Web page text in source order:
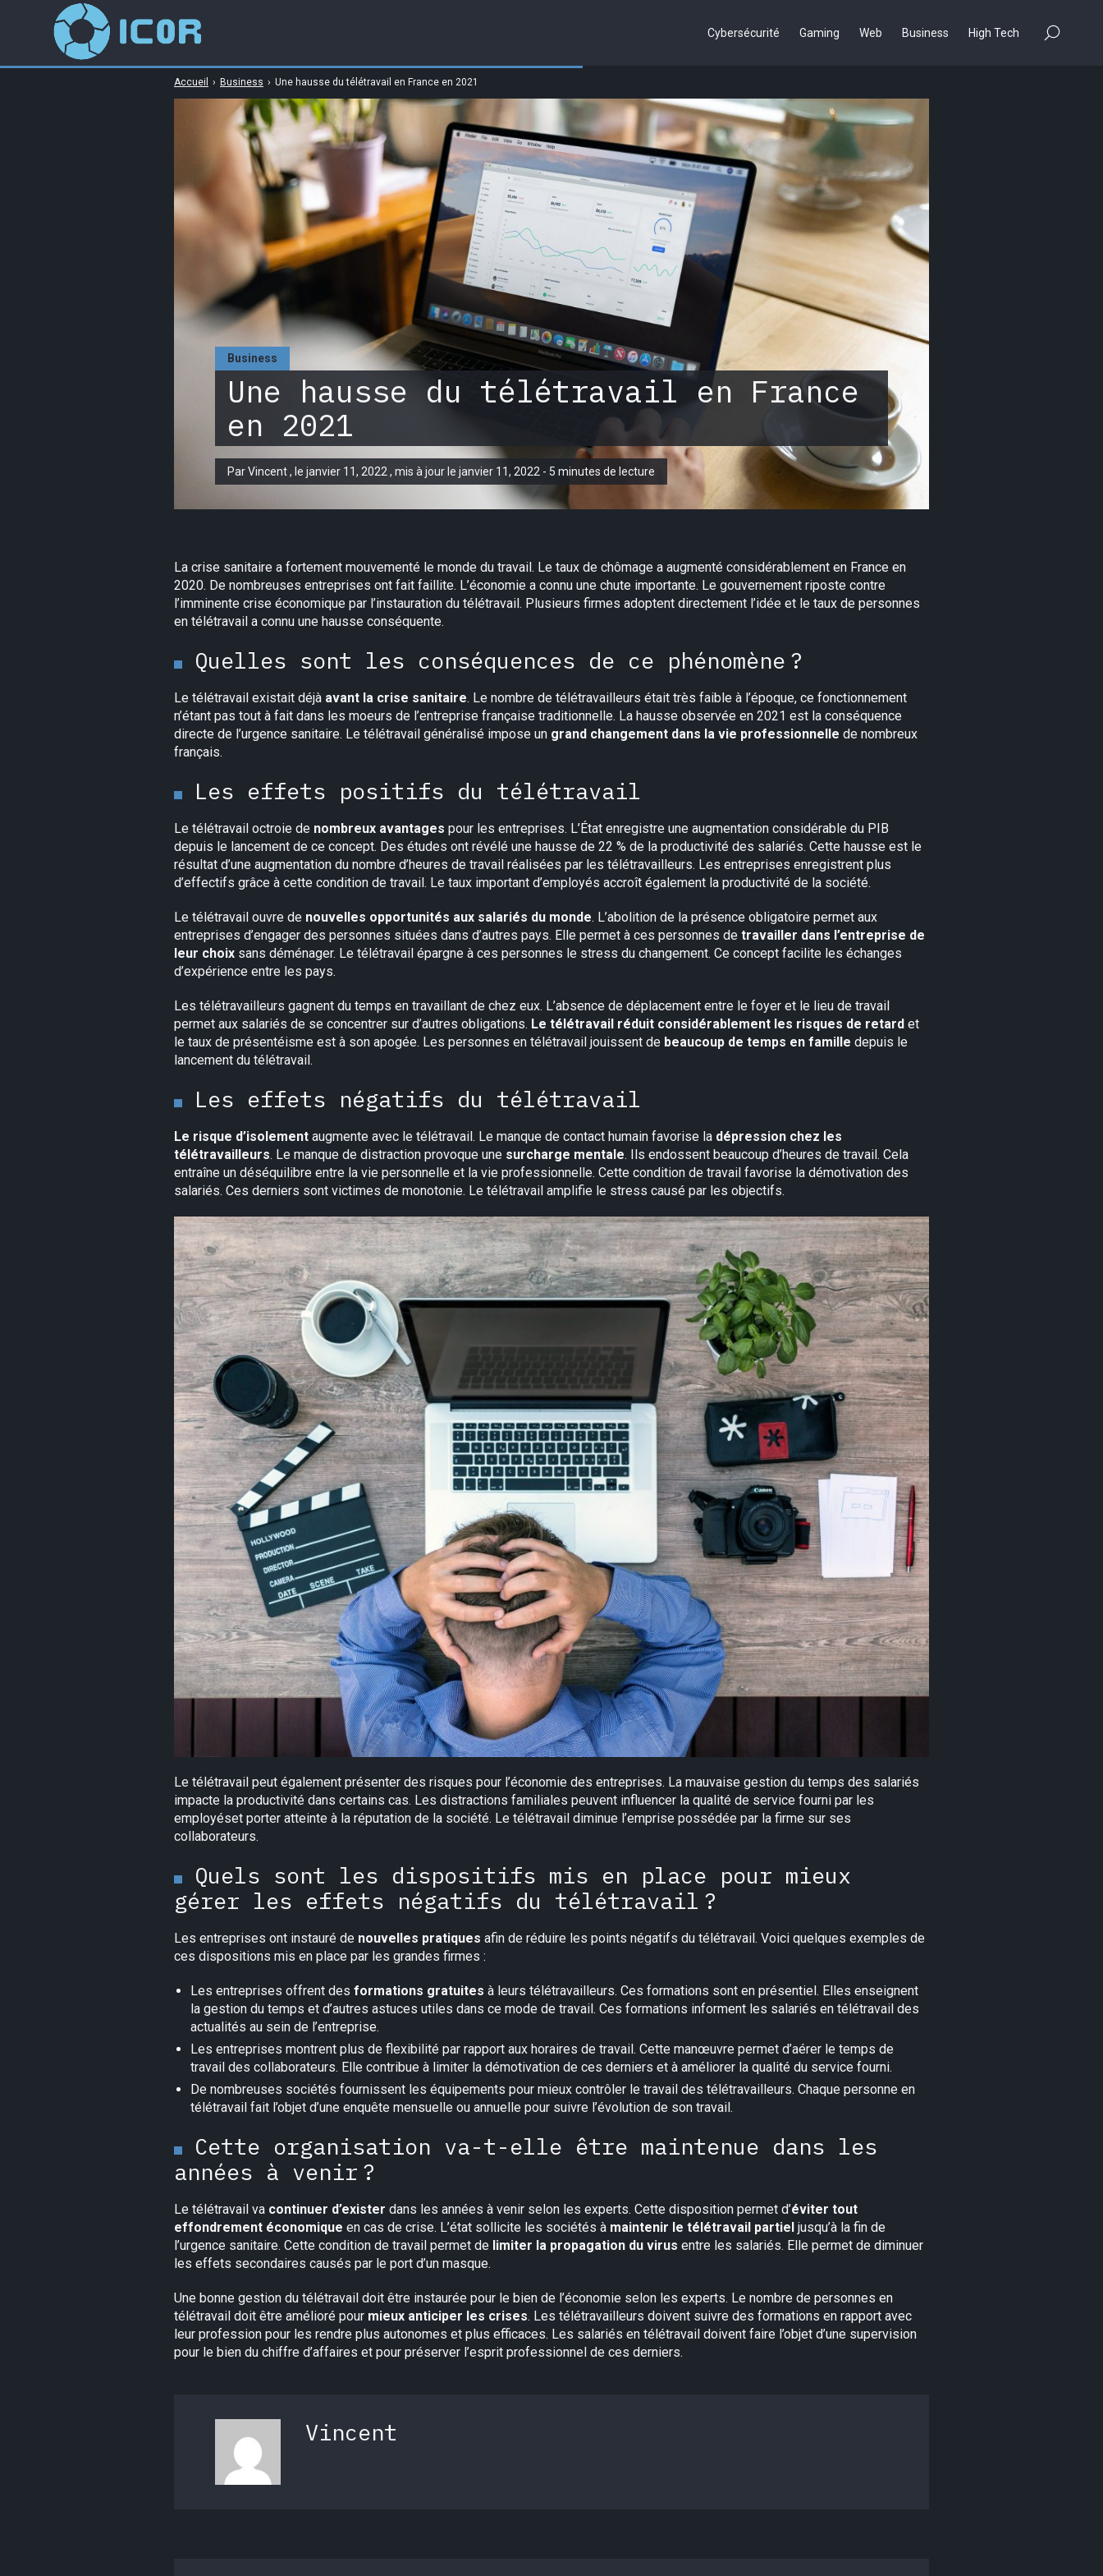
Business
Une hausse du télétravail en France
en 2021
Par Vincent , le janvier 11, 2022 , mis à jour le janvier 11, 2022 - 5 minutes de lecture
Accueil › Business › Une hausse du télétravail en France en 2021
La crise sanitaire a fortement mouvementé le monde du travail. Le taux de chômage a augmenté considérablement en France en
2020. De nombreuses entreprises ont fait faillite. L’économie a connu une chute importante. Le gouvernement riposte contre
l’imminente crise économique par l’instauration du télétravail. Plusieurs firmes adoptent directement l’idée et le taux de personnes
en télétravail a connu une hausse conséquente.
Quelles sont les conséquences de ce phénomène ?
Le télétravail existait déjà avant la crise sanitaire. Le nombre de télétravailleurs était très faible à l’époque, ce fonctionnement
n’étant pas tout à fait dans les moeurs de l’entreprise française traditionnelle. La hausse observée en 2021 est la conséquence
directe de l’urgence sanitaire. Le télétravail généralisé impose un grand changement dans la vie professionnelle de nombreux
français.
Les effets positifs du télétravail
Le télétravail octroie de nombreux avantages pour les entreprises. L’État enregistre une augmentation considérable du PIB
depuis le lancement de ce concept. Des études ont révélé une hausse de 22 % de la productivité des salariés. Cette hausse est le
résultat d’une augmentation du nombre d’heures de travail réalisées par les télétravailleurs. Les entreprises enregistrent plus
d’effectifs grâce à cette condition de travail. Le taux important d’employés accroît également la productivité de la société.
Le télétravail ouvre de nouvelles opportunités aux salariés du monde. L’abolition de la présence obligatoire permet aux
entreprises d’engager des personnes situées dans d’autres pays. Elle permet à ces personnes de travailler dans l’entreprise de
leur choix sans déménager. Le télétravail épargne à ces personnes le stress du changement. Ce concept facilite les échanges
d’expérience entre les pays.
Les télétravailleurs gagnent du temps en travaillant de chez eux. L’absence de déplacement entre le foyer et le lieu de travail
permet aux salariés de se concentrer sur d’autres obligations. Le télétravail réduit considérablement les risques de retard et
le taux de présentéisme est à son apogée. Les personnes en télétravail jouissent de beaucoup de temps en famille depuis le
lancement du télétravail.
Les effets négatifs du télétravail
Le risque d’isolement augmente avec le télétravail. Le manque de contact humain favorise la dépression chez les
télétravailleurs. Le manque de distraction provoque une surcharge mentale. Ils endossent beaucoup d’heures de travail. Cela
entraîne un déséquilibre entre la vie personnelle et la vie professionnelle. Cette condition de travail favorise la démotivation des
salariés. Ces derniers sont victimes de monotonie. Le télétravail amplifie le stress causé par les objectifs.
Le télétravail peut également présenter des risques pour l’économie des entreprises. La mauvaise gestion du temps des salariés
impacte la productivité dans certains cas. Les distractions familiales peuvent influencer la qualité de service fourni par les
employéset porter atteinte à la réputation de la société. Le télétravail diminue l’emprise possédée par la firme sur ses
collaborateurs.
Quels sont les dispositifs mis en place pour mieux
gérer les effets négatifs du télétravail ?
Les entreprises ont instauré de nouvelles pratiques afin de réduire les points négatifs du télétravail. Voici quelques exemples de
ces dispositions mis en place par les grandes firmes :
Les entreprises offrent des formations gratuites à leurs télétravailleurs. Ces formations sont en présentiel. Elles enseignent
la gestion du temps et d’autres astuces utiles dans ce mode de travail. Ces formations informent les salariés en télétravail des
actualités au sein de l’entreprise.
Les entreprises montrent plus de flexibilité par rapport aux horaires de travail. Cette manœuvre permet d’aérer le temps de
travail des collaborateurs. Elle contribue à limiter la démotivation de ces derniers et à améliorer la qualité du service fourni.
De nombreuses sociétés fournissent les équipements pour mieux contrôler le travail des télétravailleurs. Chaque personne en
télétravail fait l’objet d’une enquête mensuelle ou annuelle pour suivre l’évolution de son travail.
Cette organisation va-t-elle être maintenue dans les
années à venir ?
Le télétravail va continuer d’exister dans les années à venir selon les experts. Cette disposition permet d’éviter tout
effondrement économique en cas de crise. L’état sollicite les sociétés à maintenir le télétravail partiel jusqu’à la fin de
l’urgence sanitaire. Cette condition de travail permet de limiter la propagation du virus entre les salariés. Elle permet de diminuer
les effets secondaires causés par le port d’un masque.
Une bonne gestion du télétravail doit être instaurée pour le bien de l’économie selon les experts. Le nombre de personnes en
télétravail doit être amélioré pour mieux anticiper les crises. Les télétravailleurs doivent suivre des formations en rapport avec
leur profession pour les rendre plus autonomes et plus efficaces. Les salariés en télétravail doivent faire l’objet d’une supervision
pour le bien du chiffre d’affaires et pour préserver l’esprit professionnel de ces derniers.
Vincent
Cybersécurité Gaming Web Business High Tech
×